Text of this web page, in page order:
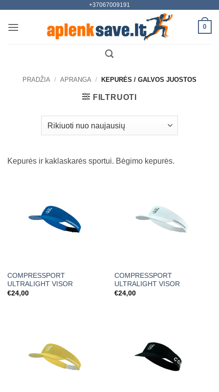
content
+37067009191
0
PRADŽIA / APRANGA / KEPURĖS / GALVOS JUOSTOS
FILTRUOTI
Kepurės ir kaklaskarės sportui. Bėgimo kepurės.
COMPRESSPORT
ULTRALIGHT VISOR
€24,00
COMPRESSPORT
ULTRALIGHT VISOR
€24,00